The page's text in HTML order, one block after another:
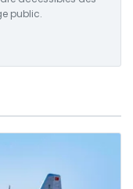
public.